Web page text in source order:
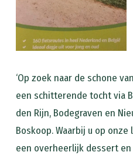
‘Op zoek naar de schone
een schitterende tocht via
den Rijn, Bodegraven en
Boskoop. Waarbij u op
een overheerlijk dessert